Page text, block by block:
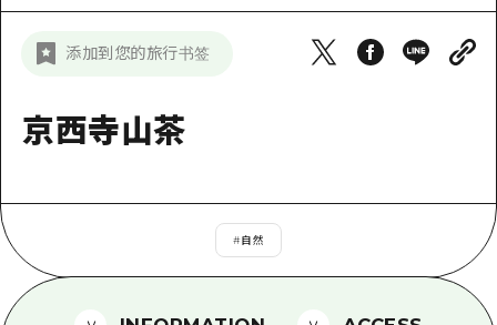
夜晚生活
世界遺產
標準
美北
宮島周邊
短途旅行
美北
藝北
東山口
輔助流量摘要
超值遊覽門票
行李寄存及運送服務
新聞
添加到您的旅行书签
京西寺山茶
#自然